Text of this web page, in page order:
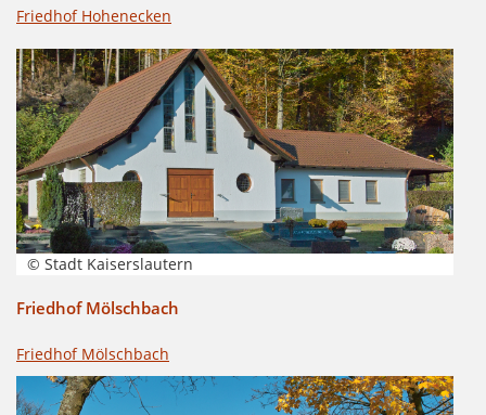
Friedhof Hohenecken
© Stadt Kaiserslautern
Friedhof Mölschbach
Friedhof Mölschbach